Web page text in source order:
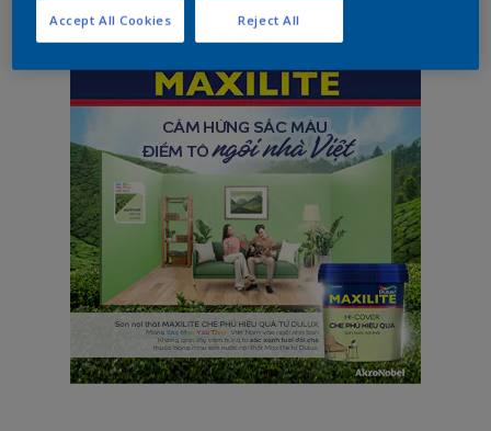
Reject All
Accept All Cookies